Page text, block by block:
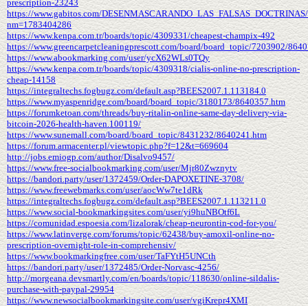
prescription-23243
https://www.gabitos.com/
nm=1783404286
https://www.kenpa.com.tr/boards/topic/4309331/cheapest-champix-492
https://www.greencarpetcleaningprescott.com/board/board_topic/7203902/
https://www.abookmarking.com/user/ycX62WLs0TQy
https://www.kenpa.com.tr/boards/topic/4309318/cialis-online-no-prescription-
cheap-14158
https://integraltechs.fogbugz.com/default.asp?BEES2007.1.113184.0
https://www.myaspenridge.com/board/board_topic/3180173/8640357.htm
https://forumketoan.com/threads/buy-ritalin-online-same-day-delivery-via-
bitcoin-2026-health-haven.100119/
https://www.sunemall.com/board/board_topic/8431232/8640241.htm
https://forum.armacenter.pl/viewtopic.php?f=12&t=669604
http://jobs.emiogp.com/author/Disalvo9457/
https://www.free-socialbookmarking.com/user/Mjr80Zwznytv
https://bandori.party/user/1372459/Order-DAPOXETINE-3708/
https://www.freewebmarks.com/user/aocWw7te1dRk
https://integraltechs.fogbugz.com/default.asp?BEES2007.1.113211.0
https://www.social-bookmarkingsites.com/user/yi9huNBOtf6L
https://comunidad.espoesia.com/lizalorak/cheap-neurontin-cod-for-you/
https://www.latinverge.com/forums/topic/62438/buy-amoxil-online-no-
prescription-overnight-role-in-comprehensiv/
https://www.bookmarkingfree.com/user/TaFYtH5UNCth
https://bandori.party/user/1372485/Order-Norvasc-4256/
http://morgeana.devsmartly.com/en/boards/topic/118630/online-sildalis-
purchase-with-paypal-29954
https://www.newsocialbookmarkingsite.com/user/vgiKrepr4XMI